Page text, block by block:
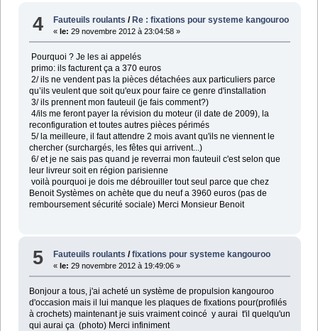
4 Fauteuils roulants / Re : fixations pour systeme kangouroo
« le: 29 novembre 2012 à 23:04:58 »
Pourquoi ? Je les ai appelés
primo: ils facturent ça a 370 euros
2/ ils ne vendent pas la pièces détachées aux particuliers parce
qu’ils veulent que soit qu'eux pour faire ce genre d'installation
3/ ils prennent mon fauteuil (je fais comment?)
4/ils me feront payer la révision du moteur (il date de 2009), la
reconfiguration et toutes autres pièces périmés
5/ la meilleure, il faut attendre 2 mois avant qu'ils ne viennent le
chercher (surchargés, les fêtes qui arrivent...)
6/ et je ne sais pas quand je reverrai mon fauteuil c'est selon que
leur livreur soit en région parisienne
voilà pourquoi je dois me débrouiller tout seul parce que chez
Benoit Systèmes on achète que du neuf a 3960 euros (pas de
remboursement sécurité sociale) Merci Monsieur Benoit
5 Fauteuils roulants /fixations pour systeme kangouroo
«le: 29 novembre 2012 à 19:49:06 »
Bonjour a tous, j'ai acheté un système de propulsion kangouroo
d'occasion mais il lui manque les plaques de fixations pour(profilés
à crochets) maintenant je suis vraiment coincé y aurai t'il quelqu'un
qui aurai ça (photo) Merci infiniment